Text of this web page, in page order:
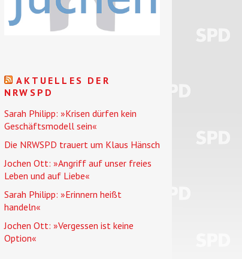
AKTUELLES DER
NRWSPD
Sarah Philipp: »Krisen dürfen kein
Geschäftsmodell sein«
Die NRWSPD trauert um Klaus Hänsch
Jochen Ott: »Angriff auf unser freies
Leben und auf Liebe«
Sarah Philipp: »Erinnern heißt
handeln«
Jochen Ott: »Vergessen ist keine
Option«